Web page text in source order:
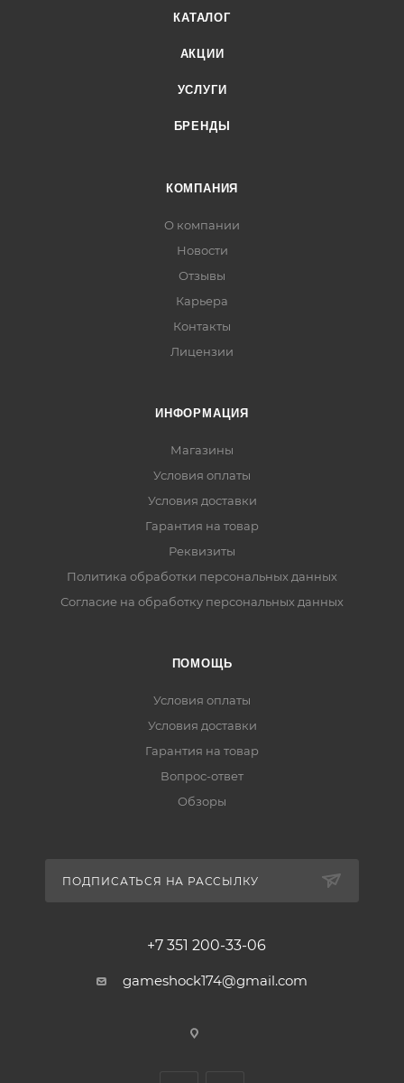
КАТАЛОГ
АКЦИИ
УСЛУГИ
БРЕНДЫ
КОМПАНИЯ
О компании
Новости
Отзывы
Карьера
Контакты
Лицензии
ИНФОРМАЦИЯ
Магазины
Условия оплаты
Условия доставки
Гарантия на товар
Реквизиты
Политика обработки персональных данных
Согласие на обработку персональных данных
ПОМОЩЬ
Условия оплаты
Условия доставки
Гарантия на товар
Вопрос-ответ
Обзоры
ПОДПИСАТЬСЯ НА РАССЫЛКУ
+7 351 200-33-06
gameshock174@gmail.com